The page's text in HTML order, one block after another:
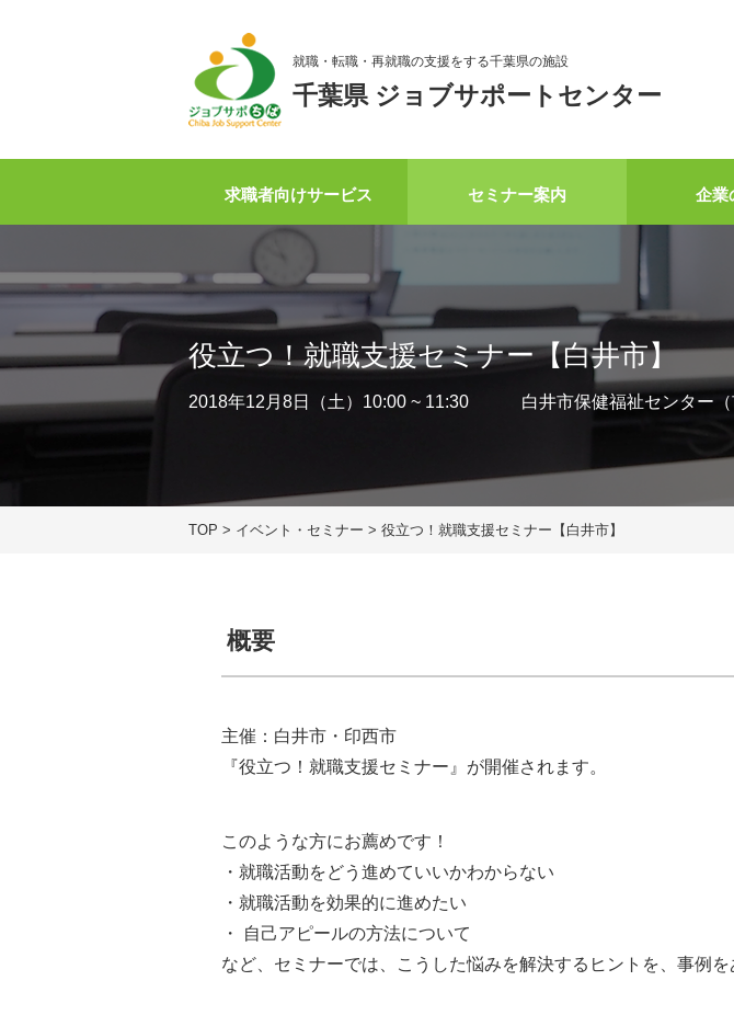
就職・転職・再就職の支援をする千葉県の施設
千葉県 ジョブサポートセンター
求職者向けサービス セミナー案内 企業
役立つ！就職支援セミナー【白井市】
2018年12月8日（土）10:00 ~ 11:30 白井市保健福祉センター（
TOP > イベント・セミナー > 役立つ！就職支援セミナー【白井市】
概要
主催：白井市・印西市
『役立つ！就職支援セミナー』が開催されます。
このような方にお薦めです！
・就職活動をどう進めていいかわからない
・就職活動を効果的に進めたい
・ 自己アピールの方法について
など、セミナーでは、こうした悩みを解決するヒントを、事例を